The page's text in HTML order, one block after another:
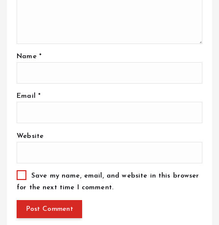
Name *
Email *
Website
Save my name, email, and website in this browser
for the next time I comment.